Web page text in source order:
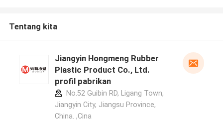
Tentang kita
Jiangyin Hongmeng Rubber
Plastic Product Co., Ltd.
profil pabrikan
No.52 Guibin RD, Ligang Town,
Jiangyin City, Jiangsu Province,
China. ,Cina